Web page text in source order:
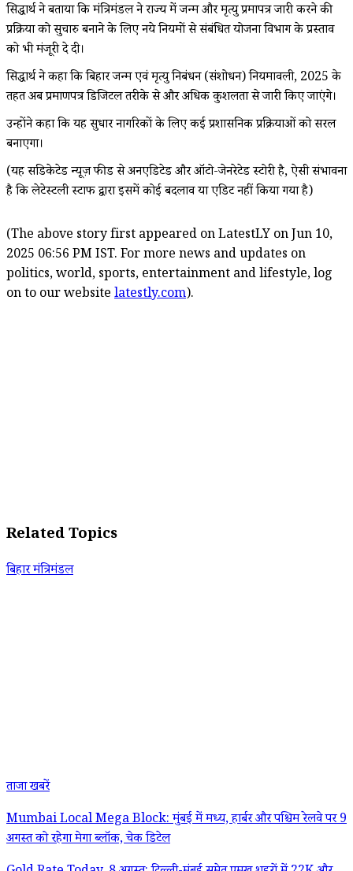
सिद्धार्थ ने बताया कि मंत्रिमंडल ने राज्य में जन्म और मृत्यु प्रमापत्र जारी करने की
प्रक्रिया को सुचारु बनाने के लिए नये नियमों से संबंधित योजना विभाग के प्रस्ताव
को भी मंजूरी दे दी।
सिद्धार्थ ने कहा कि बिहार जन्म एवं मृत्यु निबंधन (संशोधन) नियमावली, 2025 के
तहत अब प्रमाणपत्र डिजिटल तरीके से और अधिक कुशलता से जारी किए जाएंगे।
उन्होंने कहा कि यह सुधार नागरिकों के लिए कई प्रशासनिक प्रक्रियाओं को सरल
बनाएगा।
(यह सिंडिकेटेड न्यूज़ फीड से अनएडिटेड और ऑटो-जेनरेटेड स्टोरी है, ऐसी संभावना
है कि लेटेस्टली स्टाफ द्वारा इसमें कोई बदलाव या एडिट नहीं किया गया है)
(The above story first appeared on LatestLY on Jun 10,
2025 06:56 PM IST. For more news and updates on
politics, world, sports, entertainment and lifestyle, log
on to our website latestly.com).
Related Topics
बिहार मंत्रिमंडल
ताजा खबरें
Mumbai Local Mega Block: मुंबई में मध्य, हार्बर और पश्चिम रेलवे पर 9
अगस्त को रहेगा मेगा ब्लॉक, चेक डिटेल